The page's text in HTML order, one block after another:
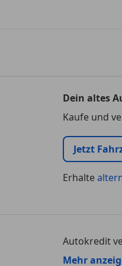
Dein altes
Kaufe und
Jetzt
Erhalte
Autokredit
Autokredit-
Mehr